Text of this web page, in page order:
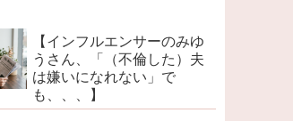
【インフルエンサーのみゆ
うさん、「（不倫した）夫
は嫌いになれない」で
も、、、】